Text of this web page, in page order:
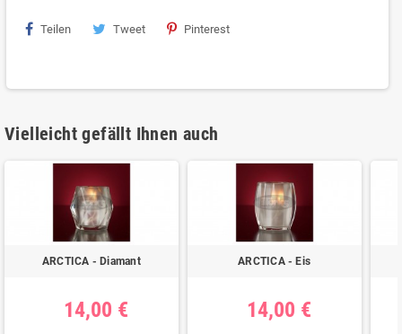
Teilen Tweet Pinterest
Vielleicht gefällt Ihnen auch
ARCTICA - Diamant
14,00 €
ARCTICA - Eis
14,00 €